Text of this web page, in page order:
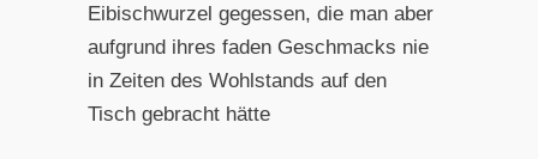
Eibischwurzel gegessen, die man aber
aufgrund ihres faden Geschmacks nie
in Zeiten des Wohlstands auf den
Tisch gebracht hätte